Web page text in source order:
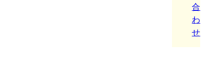
合
わ
せ